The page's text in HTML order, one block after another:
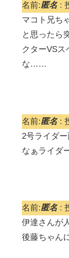
名前:匿名:
マコト兄ち
と思ったら
クターVSス
な……
名前:匿名:
2号ライダ
なぁライダ
名前:匿名:
伊達さんが
後藤ちゃん